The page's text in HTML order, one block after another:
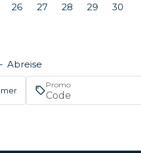
26 27 28 29 30
Abreise
Promo